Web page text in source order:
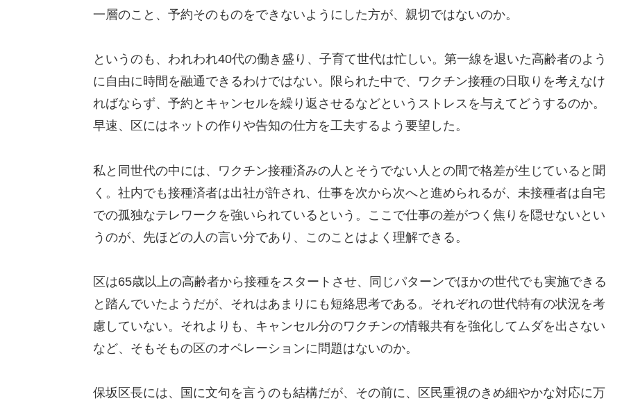
一層のこと、予約そのものをできないようにした方が、親切ではないのか。
というのも、われわれ40代の働き盛り、子育て世代は忙しい。第一線を退いた高齢者のよう
に自由に時間を融通できるわけではない。限られた中で、ワクチン接種の日取りを考えなけ
ればならず、予約とキャンセルを繰り返させるなどというストレスを与えてどうするのか。
早速、区にはネットの作りや告知の仕方を工夫するよう要望した。
私と同世代の中には、ワクチン接種済みの人とそうでない人との間で格差が生じていると聞
く。社内でも接種済者は出社が許され、仕事を次から次へと進められるが、未接種者は自宅
での孤独なテレワークを強いられているという。ここで仕事の差がつく焦りを隠せないとい
うのが、先ほどの人の言い分であり、このことはよく理解できる。
区は65歳以上の高齢者から接種をスタートさせ、同じパターンでほかの世代でも実施できる
と踏んでいたようだが、それはあまりにも短絡思考である。それぞれの世代特有の状況を考
慮していない。それよりも、キャンセル分のワクチンの情報共有を強化してムダを出さない
など、そもそもの区のオペレーションに問題はないのか。
保坂区長には、国に文句を言うのも結構だが、その前に、区民重視のきめ細やかな対応に万